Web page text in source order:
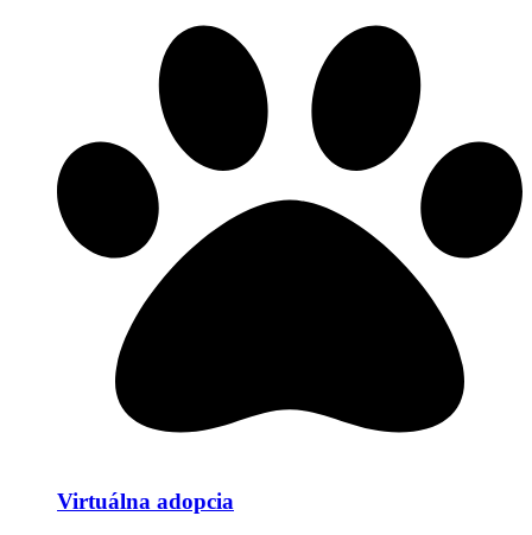
Virtuálna adopcia